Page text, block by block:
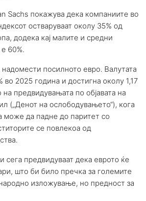
Sachs покажува дека компаниите во
остваруваат околу 35% од
додека кај малите и средни
60%.
посилното евро. Валутата
во 2025 година и достигна околу 1,17
предвидувањата по објавата на
(„Денот на ослободувањето“), кога
може да падне до паритет со
се повлекоа од
сега предвидуваат дека еврото ќе
што би било пречка за големите
изложување, но предност за